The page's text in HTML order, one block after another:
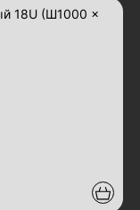
18U (Ш1000 ×